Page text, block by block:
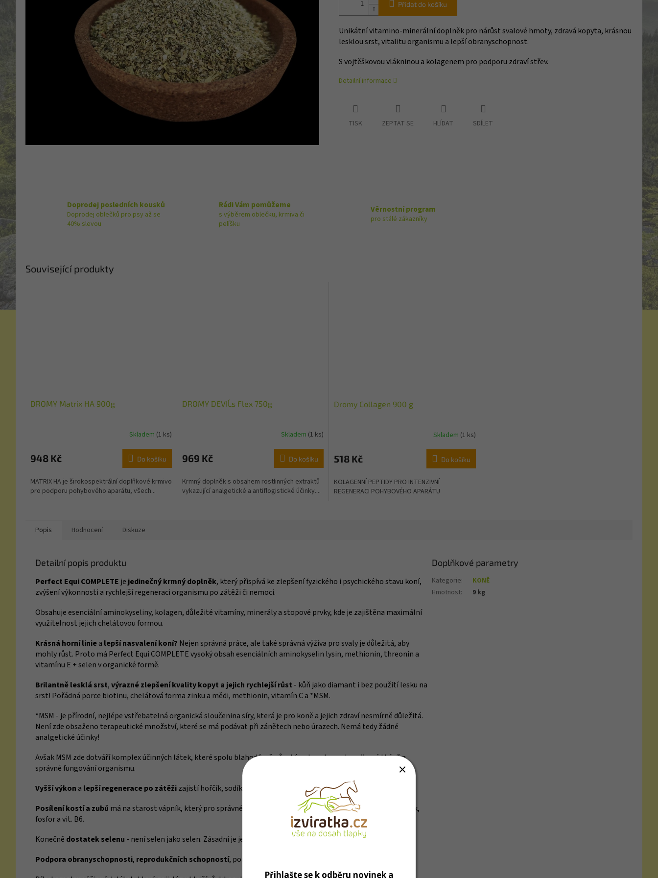
Přidat do košíku
Unikátní vitamino-minerální doplněk pro nárůst svalové hmoty, zdravá kopyta, krásnou
lesklou srst, vitalitu organismu a lepší obranyschopnost.
S vojtěškovou vlákninou a kolagenem pro podporu zdraví střev.
Detailní informace
TISK ZEPTAT SE HLÍDAT SDÍLET
Doprodej posledních kousků
Doprodej oblečků pro psy až se
40% slevou
Rádi Vám pomůžeme
s výběrem oblečku, krmiva či
pelíšku
Věrnostní program
pro stálé zákazníky
Související produkty
DROMY Matrix HA 900g
Skladem (1 ks)
948 Kč Do košíku
MATRIX HA je širokospektrální doplňkové krmivo
pro podporu pohybového aparátu, všech...
DROMY DEVIL´s Flex 750g
Skladem (1 ks)
969 Kč Do košíku
Krmný doplněk s obsahem rostlinných extraktů
vykazující analgetické a antiflogistické účinky....
Dromy Collagen 900 g
Skladem (1 ks)
518 Kč Do košíku
KOLAGENNÍ PEPTIDY PRO INTENZIVNÍ
REGENERACI POHYBOVÉHO APARÁTU
Popis Hodnocení Diskuze
Detailní popis produktu
Perfect Equi COMPLETE je jedinečný krmný doplněk, který přispívá ke zlepšení fyzického i psychického stavu koní,
zvýšení výkonnosti a rychlejší regeneraci organismu po zátěži či nemoci.
Obsahuje esenciální aminokyseliny, kolagen, důležité vitamíny, minerály a stopové prvky, kde je zajištěna maximální
využitelnost jejich chelátovou formou.
Krásná horní liniea lepší nasvalení koní? Nejen správná práce, ale také správná výživa pro svaly je důležitá, aby
mohly růst. Proto má Perfect Equi COMPLETE vysoký obsah esenciálních aminokyselin lysin, methionin, threonin a
vitamínu E + selen v organické formě.
Brilantně lesklá srst,výraznézlepšení kvality kopyt a jejich rychlejší růst - kůň jako diamant i bez použití lesku na
srst! Pořádná porce biotinu, chelátová forma zinku a mědi, methionin, vitamín C a *MSM.
*MSM - je přírodní, nejlépe vstřebatelná organická sloučenina síry, která je pro koně a jejich zdraví nesmírně důležitá.
Není zde obsaženo terapeutické množství, které se má podávat při zánětech nebo úrazech. Nemá tedy žádné
analgetické účinky!
Avšak MSM zde dotváří komplex účinných látek, které spolu blahodárně působí na kopyta, srst, pojivové tkáně a
správné fungování organismu.
Vyšší výkon a lepší regenerace po zátěžizajistí hořčík, sodík, měď, B komplex, vit. C, E, zinek, mangan, selen,...
Posílení kostí a zubů má na starost vápník, který pro správné uložení potřebuje vit. D3 a K3, dále je důležitý hořčík,
fosfor a vit. B6.
Konečně dostatek selenu - není selen jako selen. Zásadní je jeho forma a doplnění s vitamínem E.
Podpora obranyschopnosti, reprodukčních schopností, pomoc
Doplňkové parametry
Kategorie:
KONĚ
Hmotnost: 9 kg
Přihlašte se k odběru novinek a